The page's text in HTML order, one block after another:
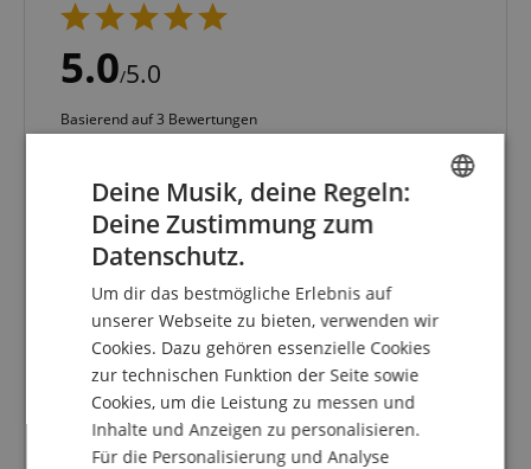
5.0/5.0
Basierend auf 3 Bewertungen
4 Sterne
0
3 Sterne
0
2 Sterne
1 Stern
Eine Überprüfung der Bewertungen hat wie folgt
stattgefunden: Nur Kunden, die in unserem
Onlineshop angemeldet sind und das Produkt
tatsächlich bei uns erworben haben, können im
Kundenkonto eine Bewertung für den Artikel
abgeben.
FRENCH
ITALIAN
SPANISH
Deine Musik, deine Regeln:
Deine Zustimmung zum
Datenschutz.
Um dir das bestmögliche Erlebnis auf
unserer Webseite zu bieten, verwenden wir
Cookies. Dazu gehören essenzielle Cookies
zur technischen Funktion der Seite sowie
Cookies, um die Leistung zu messen und
Inhalte und Anzeigen zu personalisieren.
Für die Personalisierung und Analyse